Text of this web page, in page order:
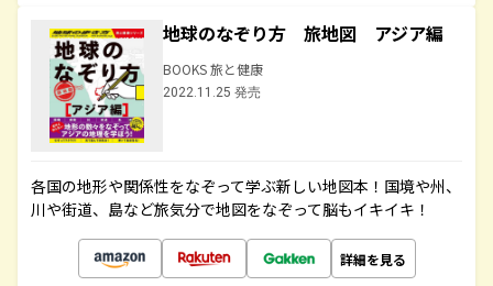
地球のなぞり方 旅地図 アジア編
BOOKS 旅と健康
2022.11.25 発売
各国の地形や関係性をなぞって学ぶ新しい地図本！国境や州、
川や街道、島など旅気分で地図をなぞって脳もイキイキ！
詳細を見る